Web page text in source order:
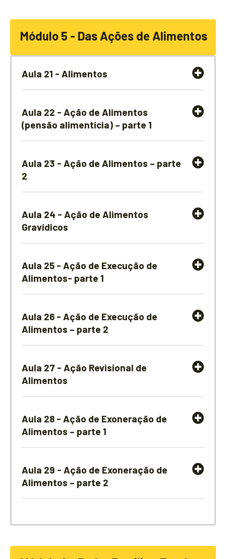
Módulo 5 - Das Ações de Alimentos
Aula 21 - Alimentos
Aula 22 - Ação de Alimentos
(pensão alimentícia) – parte 1
Aula 23 - Ação de Alimentos – parte
2
Aula 24 - Ação de Alimentos
Gravídicos
Aula 25 - Ação de Execução de
Alimentos- parte 1
Aula 26 - Ação de Execução de
Alimentos – parte 2
Aula 27 - Ação Revisional de
Alimentos
Aula 28 - Ação de Exoneração de
Alimentos – parte 1
Aula 29 - Ação de Exoneração de
Alimentos – parte 2